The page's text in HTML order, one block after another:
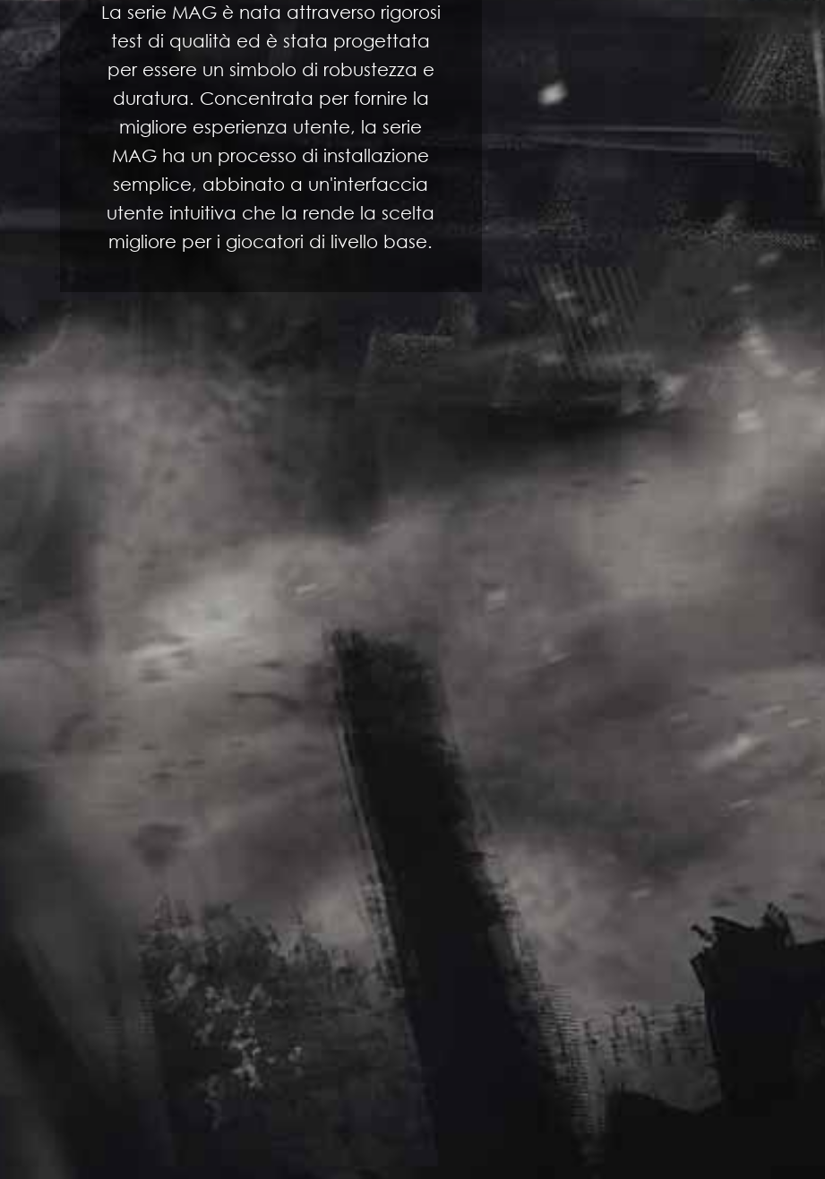
La serie MAG è nata attraverso rigorosi
test di qualità ed è stata progettata
per essere un simbolo di robustezza e
duratura. Concentrata per fornire la
migliore esperienza utente, la serie
MAG ha un processo di installazione
semplice, abbinato a un'interfaccia
utente intuitiva che la rende la scelta
migliore per i giocatori di livello base.